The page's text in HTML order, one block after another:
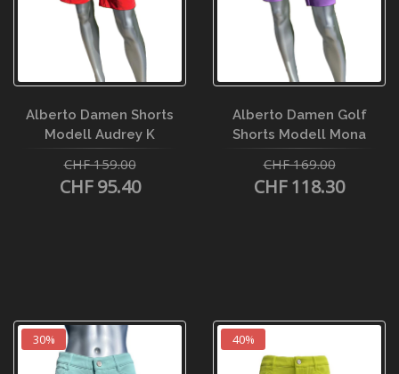
Alberto Damen Shorts
Modell Audrey K
CHF 159.00
CHF 95.40
Alberto Damen Golf
Shorts Modell Mona
CHF 169.00
CHF 118.30
30% 40%